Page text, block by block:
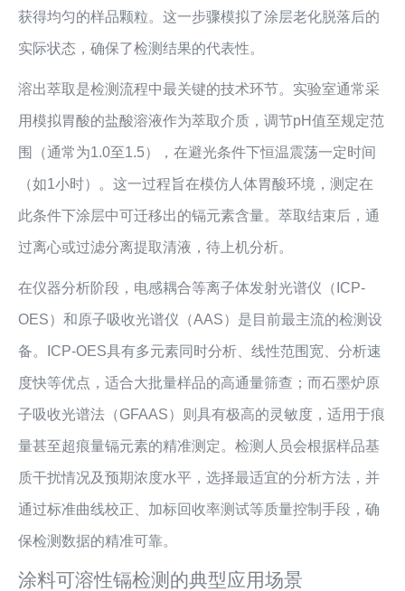
获得均匀的样品颗粒。这一步骤模拟了涂层老化脱落后的
实际状态，确保了检测结果的代表性。
溶出萃取是检测流程中最关键的技术环节。实验室通常采
用模拟胃酸的盐酸溶液作为萃取介质，调节pH值至规定范
围（通常为1.0至1.5），在避光条件下恒温震荡一定时间
（如1小时）。这一过程旨在模仿人体胃酸环境，测定在
此条件下涂层中可迁移出的镉元素含量。萃取结束后，通
过离心或过滤分离提取清液，待上机分析。
在仪器分析阶段，电感耦合等离子体发射光谱仪（ICP-
OES）和原子吸收光谱仪（AAS）是目前最主流的检测设
备。ICP-OES具有多元素同时分析、线性范围宽、分析速
度快等优点，适合大批量样品的高通量筛查；而石墨炉原
子吸收光谱法（GFAAS）则具有极高的灵敏度，适用于痕
量甚至超痕量镉元素的精准测定。检测人员会根据样品基
质干扰情况及预期浓度水平，选择最适宜的分析方法，并
通过标准曲线校正、加标回收率测试等质量控制手段，确
保检测数据的精准可靠。
涂料可溶性镉检测的典型应用场景